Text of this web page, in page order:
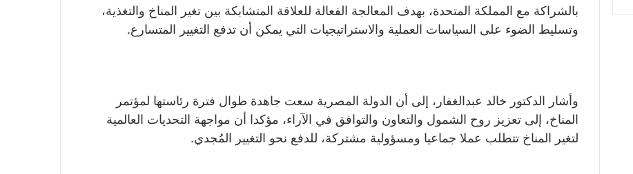
بالشراكة مع المملكة المتحدة، بهدف المعالجة الفعالة للعلاقة المتشابكة بين تغير المناخ والتغذية،
وتسليط الضوء على السياسات العملية والاستراتيجيات التي يمكن أن تدفع التغيير المتسارع.
وأشار الدكتور خالد عبدالغفار، إلى أن الدولة المصرية سعت جاهدة طوال فترة رئاستها لمؤتمر
المناخ، إلى تعزيز روح الشمول والتعاون والتوافق في الآراء، مؤكدا أن مواجهة التحديات العالمية
لتغير المناخ تتطلب عملا جماعيا ومسؤولية مشتركة، للدفع نحو التغيير المُجدي.